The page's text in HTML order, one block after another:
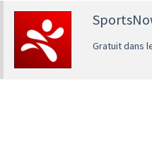
Gratuit dans